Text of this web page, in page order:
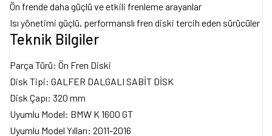
Ön frende daha güçlü ve etkili frenleme arayanlar
Isı yönetimi güçlü, performanslı fren diski tercih eden sürücüler
Teknik Bilgiler
Parça Türü: Ön Fren Diski
Disk Tipi: GALFER DALGALI SABİT DİSK
Disk Çapı: 320 mm
Uyumlu Model: BMW K 1600 GT
Uyumlu Model Yılları: 2011-2016